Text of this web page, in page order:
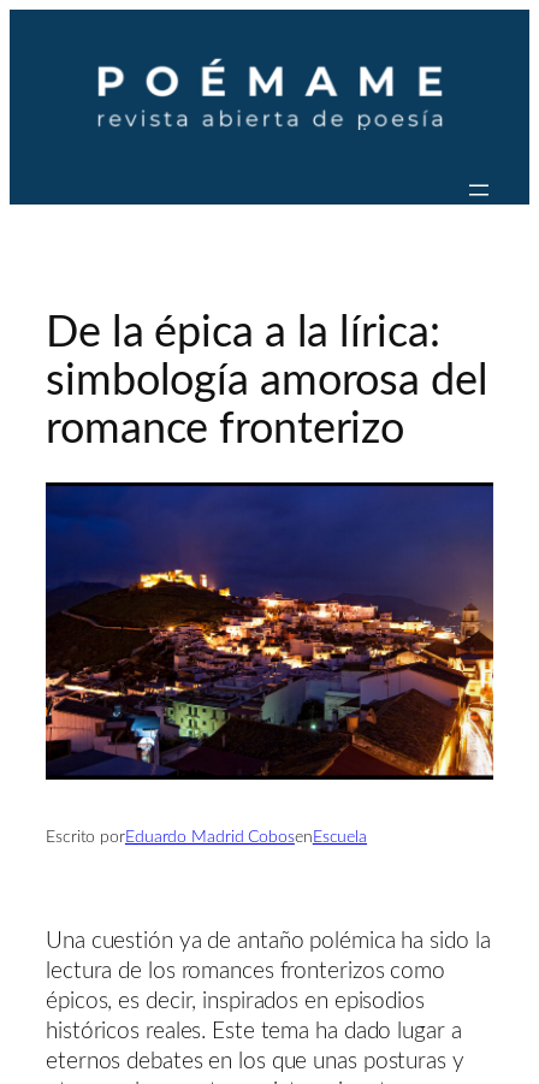
contenido
De la épica a la lírica:
simbología amorosa del
romance fronterizo
Escrito porEduardo Madrid Cobosen Escuela
Una cuestión ya de antaño polémica ha sido la
lectura de los romances fronterizos como
épicos, es decir, inspirados en episodios
históricos reales. Este tema ha dado lugar a
eternos debates en los que unas posturas y